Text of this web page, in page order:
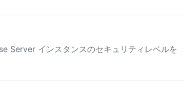
Server インスタンスのセキュリティレベルを